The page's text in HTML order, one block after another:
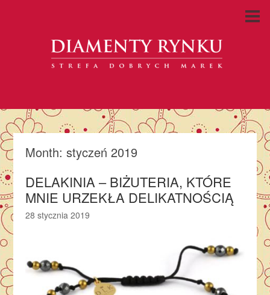
Month:styczeń 2019
DELAKINIA – BIŻUTERIA, KTÓRE
MNIE URZEKŁA DELIKATNOŚCIĄ
28 stycznia 2019